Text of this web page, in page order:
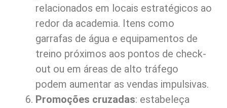
relacionados em locais estratégicos ao
redor da academia. Itens como
garrafas de água e equipamentos de
treino próximos aos pontos de check-
out ou em áreas de alto tráfego
podem aumentar as vendas impulsivas.
Promoções cruzadas: estabeleça